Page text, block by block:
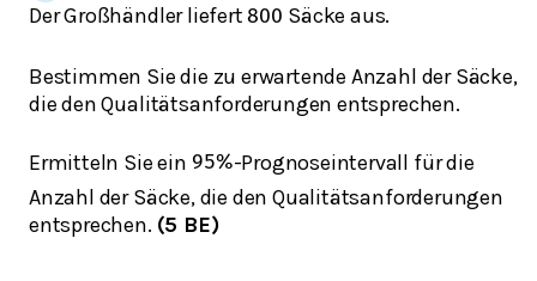
Der Großhändler liefert800 Säcke aus.
Bestimmen Sie die zu erwartende Anzahl der Säcke,
die den Qualitätsanforderungen entsprechen.
Ermitteln Sie ein 95%-Prognoseintervall für die
Anzahl der Säcke, die den Qualitätsanforderungen
entsprechen. (5 BE)